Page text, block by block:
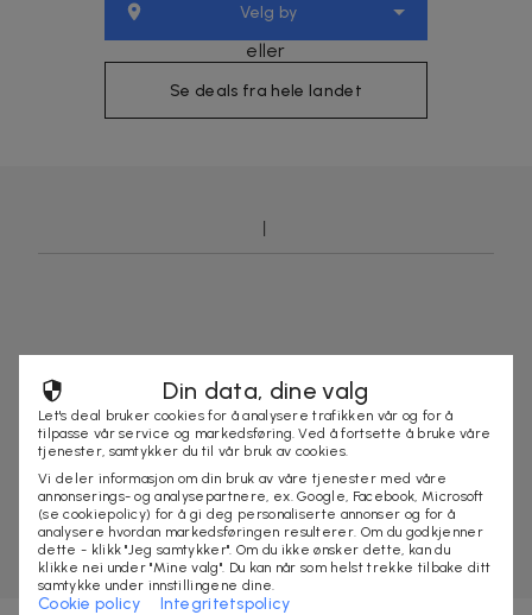
Velg by
eller
Se deals fra hele landet
Din data, dine valg
Let's deal bruker cookies for å analysere trafikken vår og for å
tilpasse vår service og markedsføring. Ved å fortsette å bruke våre
tjenester, samtykker du til vår bruk av cookies.
Vi deler informasjon om din bruk av våre tjenester med våre
annonserings- og analysepartnere, ex. Google, Facebook, Microsoft
(se cookiepolicy) for å gi deg personaliserte annonser og for å
analysere hvordan markedsføringen resulterer. Om du godkjenner
dette - klikk "Jeg samtykker". Om du ikke ønsker dette, kan du
klikke nei under "Mine valg". Du kan når som helst trekke tilbake ditt
samtykke under innstillingene dine.
Cookie policy Integritetspolicy